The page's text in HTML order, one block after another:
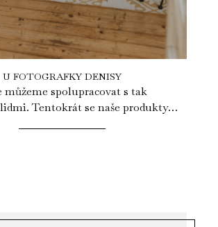
U FOTOGRAFKY DENISY
můžeme spolupracovat s tak
Tentokrát se naše produkty